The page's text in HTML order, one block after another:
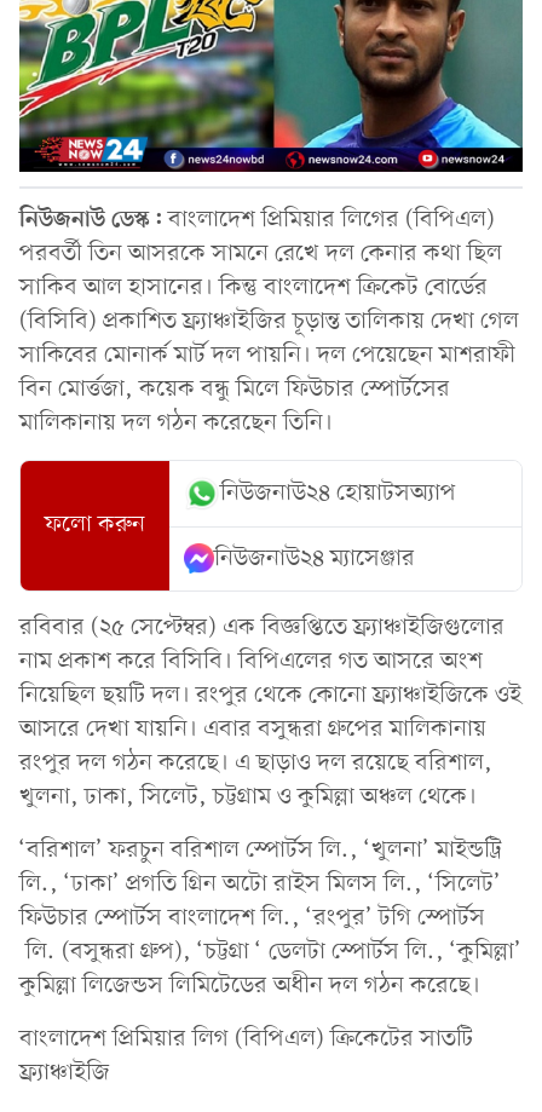
নিউজনাউ ডেস্ক:বাংলাদেশ প্রিমিয়ার লিগের (বিপিএল)
পরবর্তী তিন আসরকে সামনে রেখে দল কেনার কথা ছিল
সাকিব আল হাসানের। কিন্তু বাংলাদেশ ক্রিকেট বোর্ডের
(বিসিবি) প্রকাশিত ফ্র্যাঞ্চাইজির চূড়ান্ত তালিকায় দেখা গেল
সাকিবের মোনার্ক মার্ট দল পায়নি। দল পেয়েছেন মাশরাফী
বিন মোর্ত্তজা, কয়েক বন্ধু মিলে ফিউচার স্পোর্টসের
মালিকানায় দল গঠন করেছেন তিনি।
ফলো করুন
নিউজনাউ২৪ হোয়াটসঅ্যাপ
নিউজনাউ২৪ ম্যাসেঞ্জার
রবিবার (২৫ সেপ্টেম্বর) এক বিজ্ঞপ্তিতে ফ্র্যাঞ্চাইজিগুলোর
নাম প্রকাশ করে বিসিবি। বিপিএলের গত আসরে অংশ
নিয়েছিল ছয়টি দল। রংপুর থেকে কোনো ফ্র্যাঞ্চাইজিকে ওই
আসরে দেখা যায়নি। এবার বসুন্ধরা গ্রুপের মালিকানায়
রংপুর দল গঠন করেছে। এ ছাড়াও দল রয়েছে বরিশাল,
খুলনা, ঢাকা, সিলেট, চট্টগ্রাম ও কুমিল্লা অঞ্চল থেকে।
‘বরিশাল’ ফরচুন বরিশাল স্পোর্টস লি., ‘খুলনা’ মাইন্ডট্রি
লি., ‘ঢাকা’ প্রগতি গ্রিন অটো রাইস মিলস লি., ‘সিলেট’
ফিউচার স্পোর্টস বাংলাদেশ লি., ‘রংপুর’ টগি স্পোর্টস
লি. (বসুন্ধরা গ্রুপ), ‘চট্টগ্রা ‘ ডেলটা স্পোর্টস লি., ‘কুমিল্লা’
কুমিল্লা লিজেন্ডস লিমিটেডের অধীন দল গঠন করেছে।
বাংলাদেশ প্রিমিয়ার লিগ (বিপিএল) ক্রিকেটের সাতটি
ফ্র্যাঞ্চাইজি